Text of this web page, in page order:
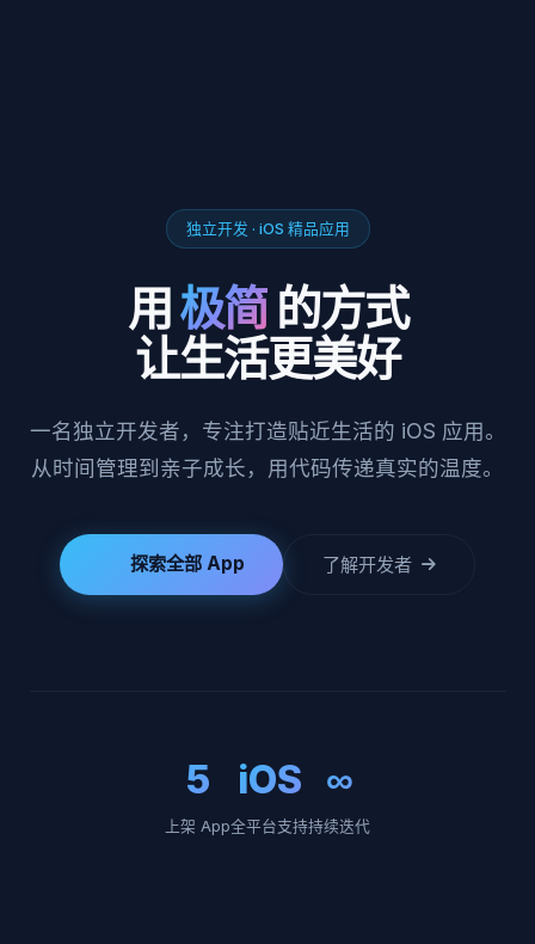
独立开发 · iOS 精品应用
用 极简 的方式
让生活更美好
一名独立开发者，专注打造贴近生活的 iOS 应用。
从时间管理到亲子成长，用代码传递真实的温度。
探索全部 App 了解开发者
5
上架 App
iOS
全平台支持
∞
持续迭代